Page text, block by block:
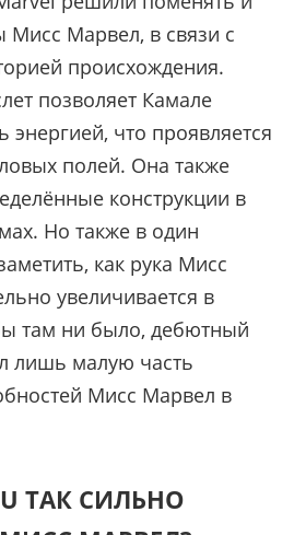
Мисс Марвел, в связи с
происхождения.
позволяет Камале
энергией, что проявляется
полей. Она также
конструкции в
Но также в один
как рука Мисс
увеличивается в
там ни было, дебютный
лишь малую часть
Мисс Марвел в
ТАК СИЛЬНО